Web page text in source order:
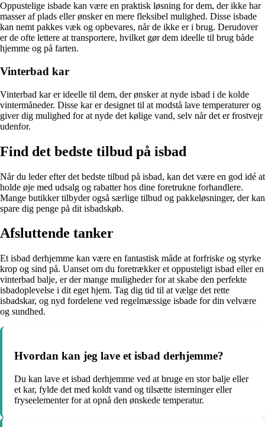
Oppustelige isbade kan være en praktisk løsning for dem, der ikke har
masser af plads eller ønsker en mere fleksibel mulighed. Disse isbade
kan nemt pakkes væk og opbevares, når de ikke er i brug. Derudover
er de ofte lettere at transportere, hvilket gør dem ideelle til brug både
hjemme og på farten.
Vinterbad kar
Vinterbad kar er ideelle til dem, der ønsker at nyde isbad i de kolde
vintermåneder. Disse kar er designet til at modstå lave temperaturer og
giver dig mulighed for at nyde det kølige vand, selv når det er frostvejr
udenfor.
Find det bedste tilbud på isbad
Når du leder efter det bedste tilbud på isbad, kan det være en god idé at
holde øje med udsalg og rabatter hos dine foretrukne forhandlere.
Mange butikker tilbyder også særlige tilbud og pakkeløsninger, der kan
spare dig penge på dit isbadskøb.
Afsluttende tanker
Et isbad derhjemme kan være en fantastisk måde at forfriske og styrke
krop og sind på. Uanset om du foretrækker et oppusteligt isbad eller en
vinterbad balje, er der mange muligheder for at skabe den perfekte
isbadoplevelse i dit eget hjem. Tag dig tid til at vælge det rette
isbadskar, og nyd fordelene ved regelmæssige isbade for din velvære
og sundhed.
Hvordan kan jeg lave et isbad derhjemme?
Du kan lave et isbad derhjemme ved at bruge en stor balje eller
et kar, fylde det med koldt vand og tilsætte isterninger eller
fryseelementer for at opnå den ønskede temperatur.